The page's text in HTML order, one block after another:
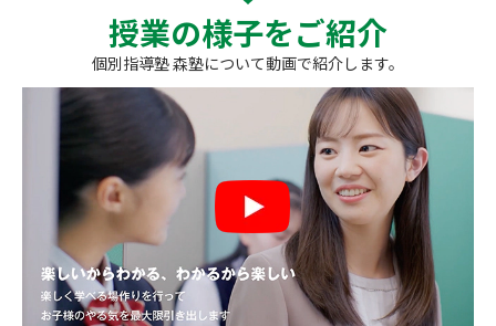
授業の様子をご紹介
個別指導塾 森塾について動画で紹介します。